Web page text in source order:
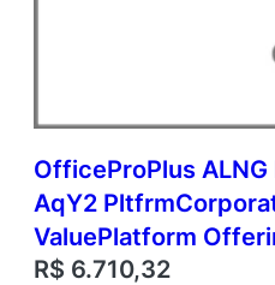
OfficeProPlus ALNG
AqY2
ValuePlatform
R$ 6.710,32